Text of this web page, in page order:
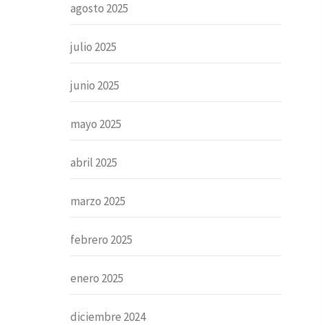
agosto 2025
julio 2025
junio 2025
mayo 2025
abril 2025
marzo 2025
febrero 2025
enero 2025
diciembre 2024